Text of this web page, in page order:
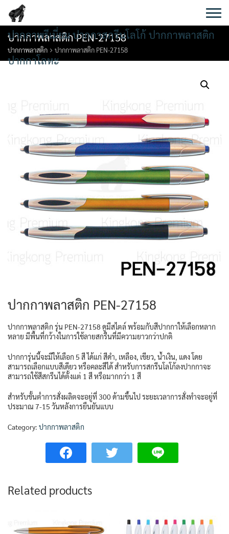
content
ปากกาพรีเมี่ยม ปากกาสกรีนโลโก้ ปากกาพลาสติก
ปากกาโลหะ
ปากกาพลาสติก PEN-27158
ปากกาพลาสติก ปากกาพลาสติก PEN-27158
ปากกาพลาสติก PEN-27158
ปากกาพลาสติก รุ่น PEN-27158 ดูมีสไตล์ พร้อมกับสีปากกาให้เลือกหลาก
หลาย มีพื้นที่กว้างในการใช้ลายสกรีนที่มีความยาวกว่าปกติ
ปากการุ่นนี้จะมีให้เลือก 5 สี ได้แก่ สีดำ, เหลือง, เขียว, น้ำเงิน, แดง โดย
สามารถเลือกแบบสีเดียว หรือคละสีได้ สำหรับการสกรีนโลโก้ลงปากกาจะ
สามารถใช้สีสกรีนได้ตั้งแต่ 1 สี หรือมากกว่า 1 สี
สำหรับขั้นต่ำการสั่งผลิตจะอยู่ที่ 300 ด้ามขึ้นไป ระยะเวลาการสั่งทำจะอยู่ที่
ประมาณ 7-15 วันหลังการยืนยันแบบ
Category: ปากกาพลาสติก
Related products